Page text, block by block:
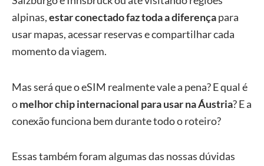
alpinas,estar conectado faz toda a diferençapara
usar mapas, acessar reservas e compartilhar cada
momento da viagem.
Mas será que o eSIM realmente vale a pena? E qual é
omelhor chip internacional para usar na Áustria? E a
conexão funciona bem durante todo o roteiro?
Essas também foram algumas das nossas dúvidas